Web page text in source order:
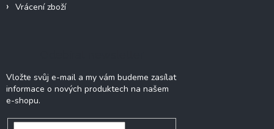
Vrácení zboží
Vložte svůj e-mail a my vám budeme zasílat
informace o nových produktech na našem
e-shopu.